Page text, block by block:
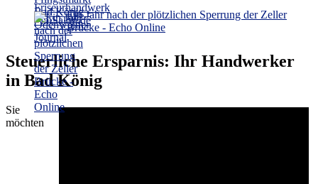
Ein Jahr nach der plötzlichen Sperrung der Zeller
Brücke - Echo Online
Steuerliche Ersparnis: Ihr Handwerker
in Bad König
Sie
möchten